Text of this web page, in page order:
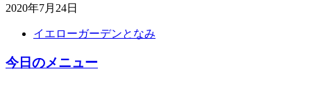
2020年7月24日
イエローガーデンとなみ
今日のメニュー